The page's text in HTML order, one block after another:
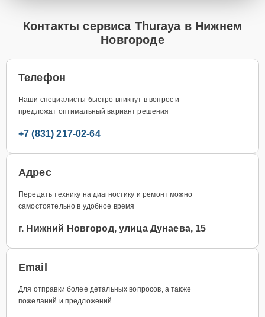
Контакты сервиса Thuraya в Нижнем
Новгороде
Телефон
Наши специалисты быстро вникнут в вопрос и
предложат оптимальный вариант решения
+7 (831) 217-02-64
Адрес
Передать технику на диагностику и ремонт можно
самостоятельно в удобное время
г. Нижний Новгород, улица Дунаева, 15
Email
Для отправки более детальных вопросов, а также
пожеланий и предложений